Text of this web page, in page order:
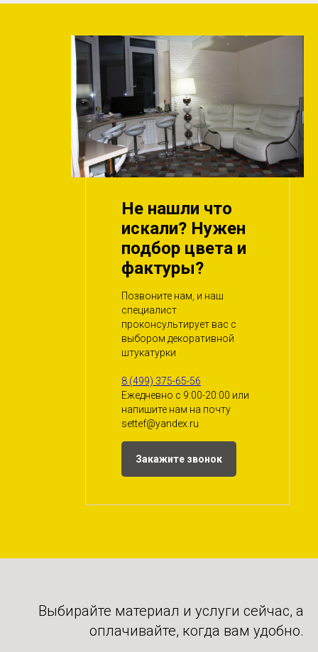
Не нашли что
искали? Нужен
подбор цвета и
фактуры?
Позвоните нам, и наш
специалист
проконсультирует вас с
выбором декоративной
штукатурки
8 (499) 375-65-56
Ежедневно с 9:00-20:00 или
напишите нам на почту
settef@yandex.ru
Закажите звонок
Выбирайте материал и услуги сейчас, а
оплачивайте, когда вам удобно.